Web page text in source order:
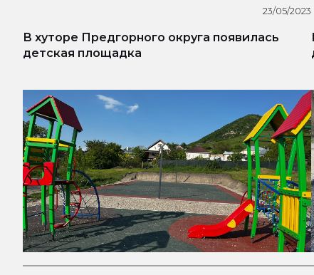
23/05/2023
В хуторе Предгорного округа появилась
детская площадка